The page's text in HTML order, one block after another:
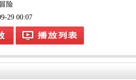
冒险
29 00:07